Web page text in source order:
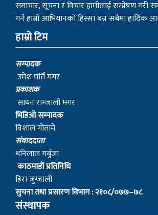
समाचार, सूचना र विचार हामीलाई सम्प्रेषण गरी
गर्ने हाम्रो आभियानको हिस्सा बन्न सबैमा हार्दिक
हाम्रो टिम
सम्पादक
उमेश घर्ति मगर
प्रकाशक
साधन राम्जाली मगर
भिडिओ सम्पादक
विशाल गोतामे
स‌ंवाददाता
धनिलाल गर्बुजा
काठमाडाैं प्रतिनिधि
हिरा जुग्जाली
सुचना तथा प्रसारण विभाग : २१०८/०७७–७८
संस्थापक